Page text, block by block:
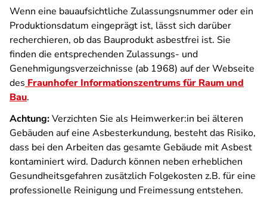
Wenn eine bauaufsichtliche Zulassungsnummer oder ein
Produktionsdatum eingeprägt ist, lässt sich darüber
recherchieren, ob das Bauprodukt asbestfrei ist. Sie
finden die entsprechenden Zulassungs- und
Genehmigungsverzeichnisse (ab 1968) auf der Webseite
des Fraunhofer Informationszentrums für Raum und
Bau.
Achtung:Verzichten Sie als Heimwerker:in bei älteren
Gebäuden auf eine Asbesterkundung, besteht das Risiko,
dass bei den Arbeiten das gesamte Gebäude mit Asbest
kontaminiert wird. Dadurch können neben erheblichen
Gesundheitsgefahren zusätzlich Folgekosten z.B. für eine
professionelle Reinigung und Freimessung entstehen.